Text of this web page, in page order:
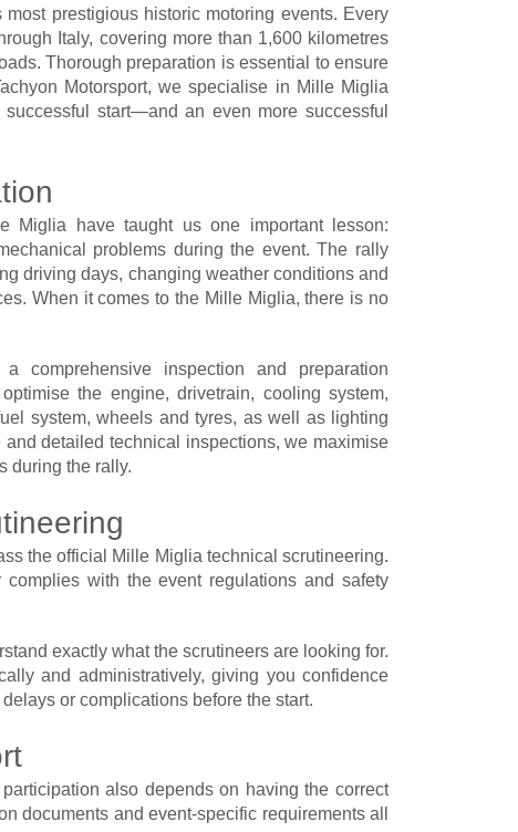
prestigious historic motoring events. Every
Italy, covering more than 1,600 kilometres
Thorough preparation is essential to ensure
Motorsport, we specialise in Mille Miglia
start—and an even more successful
Miglia have taught us one important lesson:
problems during the event. The rally
driving days, changing weather conditions and
When it comes to the Mille Miglia, there is no
comprehensive inspection and preparation
the engine, drivetrain, cooling system,
system, wheels and tyres, as well as lighting
detailed technical inspections, we maximise
during the rally.
the official Mille Miglia technical scrutineering.
with the event regulations and safety
exactly what the scrutineers are looking for.
and administratively, giving you confidence
or complications before the start.
also depends on having the correct
documents and event-specific requirements all